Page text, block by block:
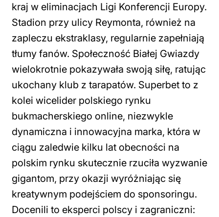
kraj w eliminacjach Ligi Konferencji Europy.
Stadion przy ulicy Reymonta, również na
zapleczu ekstraklasy, regularnie zapełniają
tłumy fanów. Społeczność Białej Gwiazdy
wielokrotnie pokazywała swoją siłę, ratując
ukochany klub z tarapatów. Superbet to z
kolei wicelider polskiego rynku
bukmacherskiego online, niezwykle
dynamiczna i innowacyjna marka, która w
ciągu zaledwie kilku lat obecności na
polskim rynku skutecznie rzuciła wyzwanie
gigantom, przy okazji wyróżniając się
kreatywnym podejściem do sponsoringu.
Docenili to eksperci polscy i zagraniczni: